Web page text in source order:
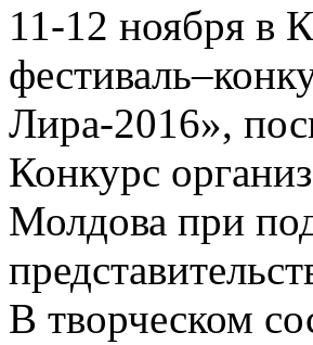
11-12 ноября в
Лира-2016»,
Конкурс
Молдова при
В творческом